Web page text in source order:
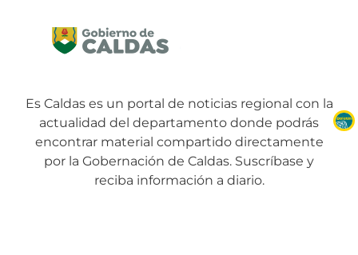
Es Caldas es un portal de noticias regional con la
actualidad del departamento donde podrás
encontrar material compartido directamente
por la Gobernación de Caldas. Suscríbase y
reciba información a diario.